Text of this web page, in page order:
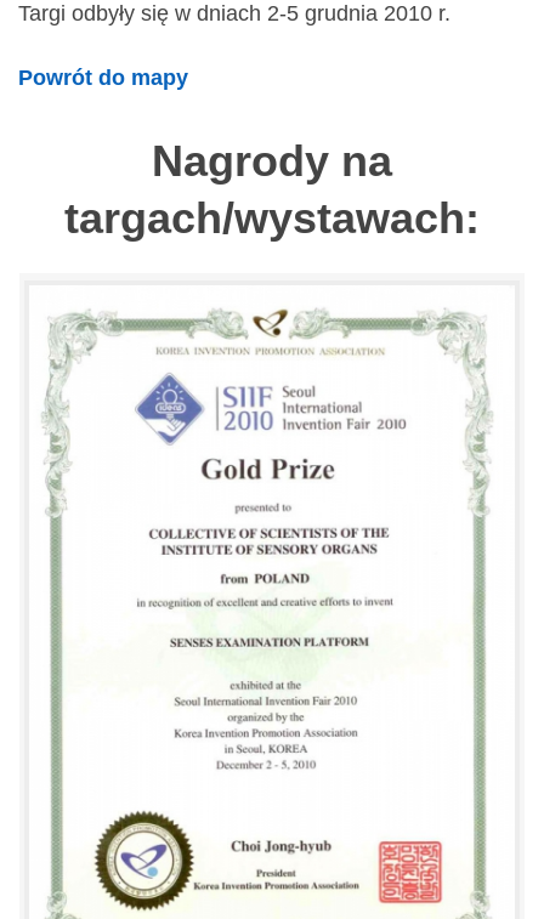
Targi odbyły się w dniach 2-5 grudnia 2010 r.
Powrót do mapy
Nagrody na
targach/wystawach: